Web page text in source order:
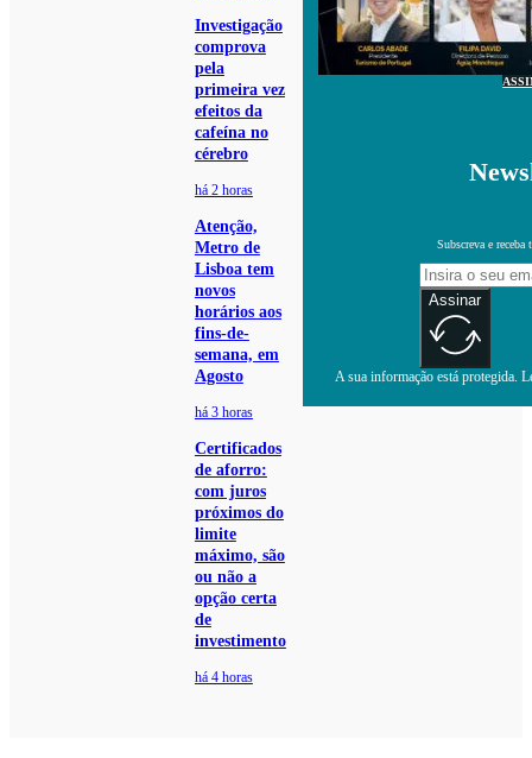
Investigação
comprova
pela
primeira vez
efeitos da
cafeína no
cérebro
há 2 horas
Atenção,
Metro de
Lisboa tem
novos
horários aos
fins-de-
semana, em
Agosto
há 3 horas
Certificados
de aforro:
com juros
próximos do
limite
máximo, são
ou não a
opção certa
de
investimento
há 4 horas
Subscreva e receba
Assinar
A sua informação está protegida.